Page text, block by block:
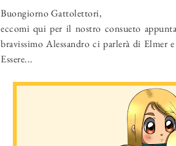
Buongiorno Gattolettori,
eccomi qui per il nostro consueto
bravissimo Alessandro ci parlerà di Elmer
Essere...